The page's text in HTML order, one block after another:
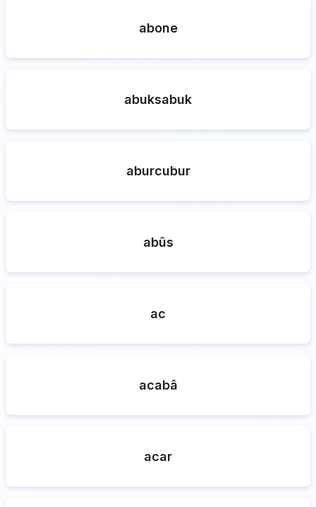
abone
abuksabuk
aburcubur
abûs
ac
acabâ
acar